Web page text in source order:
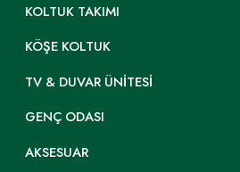
KOLTUK TAKIMI
KÖŞE KOLTUK
TV & DUVAR ÜNITESI
GENÇ ODASI
AKSESUAR